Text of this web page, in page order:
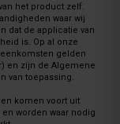
het product zelf.
waar wij
dat de applicatie van
is. Op al onze
gelden
en zijn de Algemene
van toepassing.
komen voort uit
worden waar nodig